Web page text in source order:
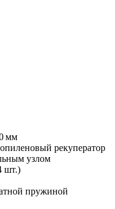
мм
рекуператор
узлом
шт.)
пружиной